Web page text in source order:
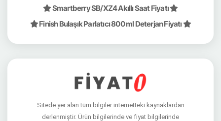
Smartberry SB/XZ4 Akıllı Saat Fiyatı
Finish Bulaşık Parlatıcı 800 ml Deterjan Fiyatı
Sitede yer alan tüm bilgiler internetteki kaynaklardan
derlenmiştir. Ürün bilgilerinde ve fiyat bilgilerinde